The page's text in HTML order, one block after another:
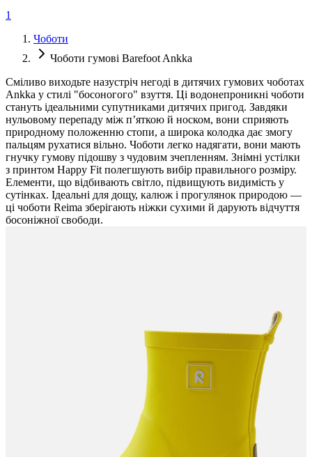
1
Чоботи
Чоботи гумові Barefoot Ankka
Сміливо виходьте назустріч негоді в дитячих гумових чоботах
Ankka у стилі "босоногого" взуття. Ці водонепроникні чоботи
стануть ідеальними супутниками дитячих пригод. Завдяки
нульовому перепаду між п’яткою й носком, вони сприяють
природному положенню стопи, а широка колодка дає змогу
пальцям рухатися вільно. Чоботи легко надягати, вони мають
гнучку гумову підошву з чудовим зчепленням. Знімні устілки
з принтом Happy Fit полегшують вибір правильного розміру.
Елементи, що відбивають світло, підвищують видимість у
сутінках. Ідеальні для дощу, калюж і прогулянок природою —
ці чоботи Reima зберігають ніжки сухими й дарують відчуття
босоніжної свободи.